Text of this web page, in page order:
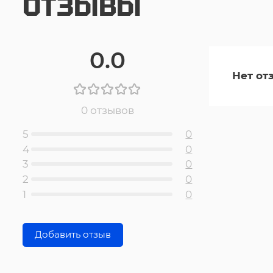
0.0
0 отзывов
5
0
4
0
3
0
2
0
1
0
Добавить отзыв
Нет